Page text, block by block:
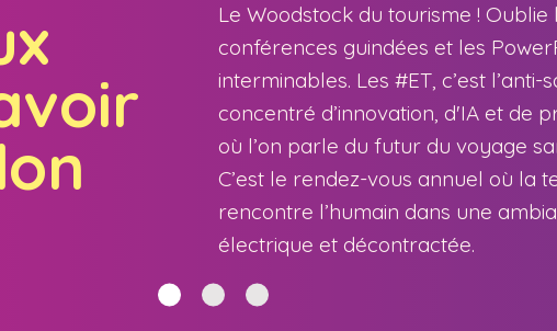
Le Woodstock du tourisme ! Oublie
conférences guindées et les
interminables. Les #ET, c’est l’anti-
concentré d’innovation, d'IA et de
où l’on parle du futur du voyage
C’est le rendez-vous annuel où la
rencontre l’humain dans une
électrique et décontractée.​